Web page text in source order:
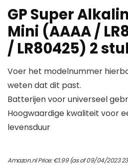
GP Super
Mini (AAAA /
/ LR80425) 2
Voer het modelnummer
weten dat dit past.
Batterijen voor universeel
Hoogwaardige kwaliteit voor
levensduur
Amazon.nl Price:€1.99(as of 09/04/2023